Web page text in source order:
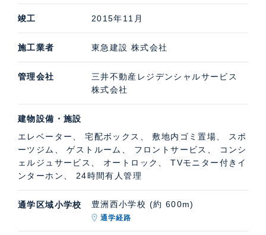
竣工 2015年11月
施工業者 東急建設 株式会社
管理会社
三井不動産レジデンシャルサービス
株式会社
建物設備・施設
エレベーター、 宅配ボックス、 敷地内ゴミ置場、 スポ
ーツジム、 ゲストルーム、 フロントサービス、 コンシ
ェルジュサービス、 オートロック、 TVモニター付きイ
ンターホン、 24時間有人管理
通学区域小学校 豊洲西小学校 (約 600m)
通学経路